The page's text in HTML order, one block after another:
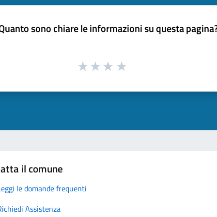
sono chiare le informazioni su questa
il comune
le domande frequenti
Assistenza